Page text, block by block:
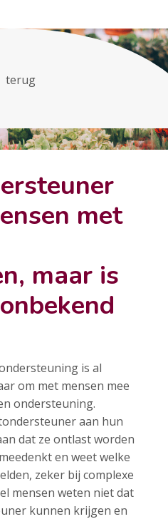
terug
met
maar is
is al
om met mensen mee
ondersteuning.
aan hun
dat ze ontlast worden
en weet welke
zeker bij complexe
mensen weten niet dat
kunnen krijgen en